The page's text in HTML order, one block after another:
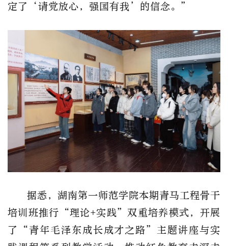
定了‘请党放心，强国有我’的信念。”
据悉，湖南第一师范学院本期青马工程骨干
培训班推行“理论+实践”双重培养模式，开展
了“青年毛泽东成长成才之路”主题讲座与实